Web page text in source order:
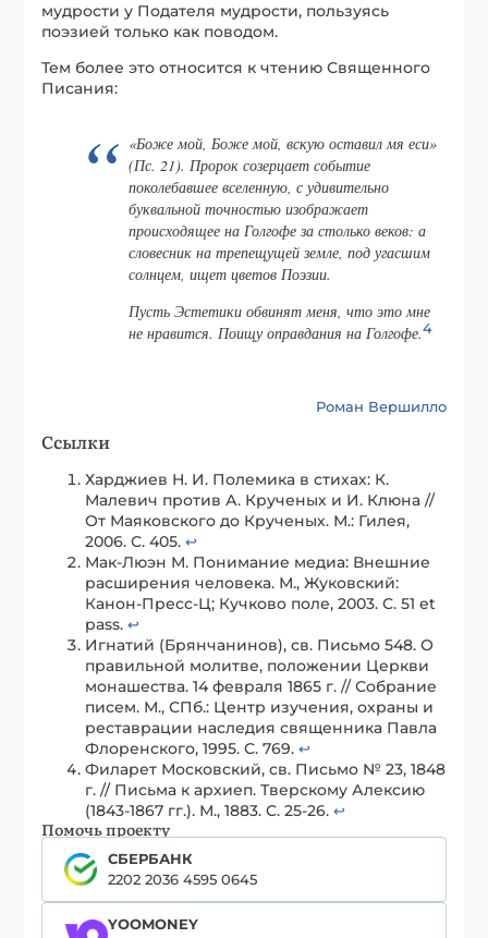
мудрости у Подателя мудрости, пользуясь
поэзией только как поводом.
Тем более это относится к чтению Священного
Писания:
«Боже мой, Боже мой, вскую оставил мя еси»
(Пс. 21). Пророк созерцает событие
поколебавшее вселенную, с удивительно
буквальной точностью изображает
происходящее на Голгофе за столько веков: а
словесник на трепещущей земле, под угасшим
солнцем, ищет цветов Поэзии.
Пусть Эстетики обвинят меня, что это мне
не нравится. Поищу оправдания на Голгофе.4
Роман Вершилло
Ссылки
Харджиев Н. И. Полемика в стихах: К.
Малевич против А. Крученых и И. Клюна //
От Маяковского до Крученых. М.: Гилея,
2006. С. 405.↩︎
Мак-Люэн М. Понимание медиа: Внешние
расширения человека. М., Жуковский:
Канон-Пресс-Ц; Кучково поле, 2003. С. 51 et
pass.↩︎
Игнатий (Брянчанинов), св. Письмо 548. О
правильной молитве, положении Церкви
монашества. 14 февраля 1865 г. // Собрание
писем. М., СПб.: Центр изучения, охраны и
реставрации наследия священника Павла
Флоренского, 1995. С. 769.↩︎
Филарет Московский, св. Письмо № 23, 1848
г. // Письма к архиеп. Тверскому Алексию
(1843-1867 гг.). М., 1883. С. 25-26.↩︎
Помочь проекту
СБЕРБАНК
2202 2036 4595 0645
YOOMONEY